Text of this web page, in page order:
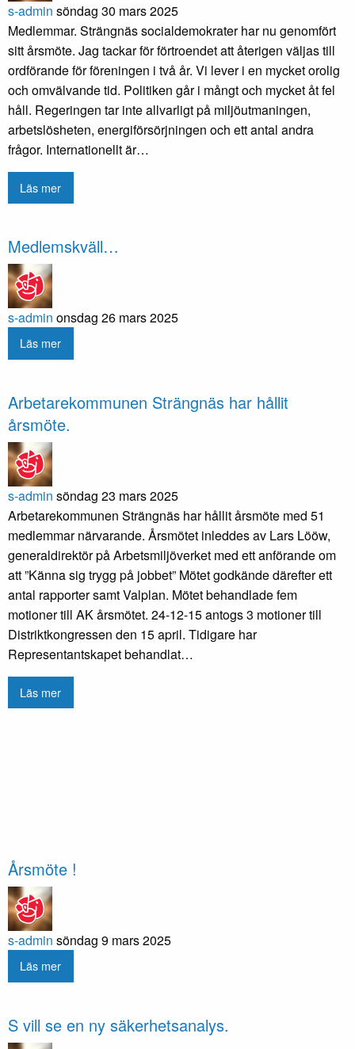
s-admin söndag 30 mars 2025
Medlemmar. Strängnäs socialdemokrater har nu genomfört
sitt årsmöte. Jag tackar för förtroendet att återigen väljas till
ordförande för föreningen i två år. Vi lever i en mycket orolig
och omvälvande tid. Politiken går i mångt och mycket åt fel
håll. Regeringen tar inte allvarligt på miljöutmaningen,
arbetslösheten, energiförsörjningen och ett antal andra
frågor. Internationellt är…
Läs mer
Medlemskväll…
s-admin onsdag 26 mars 2025
Läs mer
Arbetarekommunen Strängnäs har hållit
årsmöte.
s-admin söndag 23 mars 2025
Arbetarekommunen Strängnäs har hållit årsmöte med 51
medlemmar närvarande. Årsmötet inleddes av Lars Lööw,
generaldirektör på Arbetsmiljöverket med ett anförande om
att ”Känna sig trygg på jobbet” Mötet godkände därefter ett
antal rapporter samt Valplan. Mötet behandlade fem
motioner till AK årsmötet. 24-12-15 antogs 3 motioner till
Distriktkongressen den 15 april. Tidigare har
Representantskapet behandlat…
Läs mer
Årsmöte !
s-admin söndag 9 mars 2025
Läs mer
S vill se en ny säkerhetsanalys.